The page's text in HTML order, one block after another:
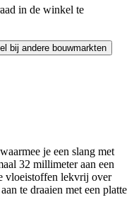
in de winkel te
bij andere bouwmarkten
je een slang met
32 millimeter aan een
vloeistoffen lekvrij over
te draaien met een platte